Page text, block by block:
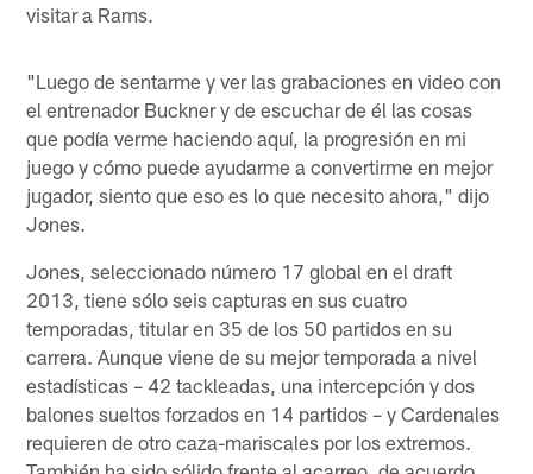
visitar a Rams.
"Luego de sentarme y ver las grabaciones en video con
el entrenador Buckner y de escuchar de él las cosas
que podía verme haciendo aquí, la progresión en mi
juego y cómo puede ayudarme a convertirme en mejor
jugador, siento que eso es lo que necesito ahora," dijo
Jones.
Jones, seleccionado número 17 global en el draft
2013, tiene sólo seis capturas en sus cuatro
temporadas, titular en 35 de los 50 partidos en su
carrera. Aunque viene de su mejor temporada a nivel
estadísticas – 42 tackleadas, una intercepción y dos
balones sueltos forzados en 14 partidos – y Cardenales
requieren de otro caza-mariscales por los extremos.